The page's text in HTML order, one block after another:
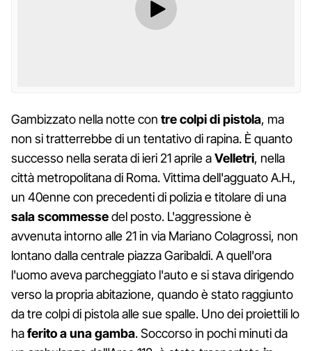
Gambizzato nella notte con tre colpi di pistola, ma
non si tratterrebbe di un tentativo di rapina. È quanto
successo nella serata di ieri 21 aprile aVelletri, nella
città metropolitana di Roma. Vittima dell'agguato A.H.,
un 40enne con precedenti di polizia e titolare di una
sala scommessedel posto. L'aggressione è
avvenuta intorno alle 21 in via Mariano Colagrossi, non
lontano dalla centrale piazza Garibaldi. A quell'ora
l'uomo aveva parcheggiato l'auto e si stava dirigendo
verso la propria abitazione, quando è stato raggiunto
da tre colpi di pistola alle sue spalle. Uno dei proiettili lo
haferitoa una gamba. Soccorso in pochi minuti da